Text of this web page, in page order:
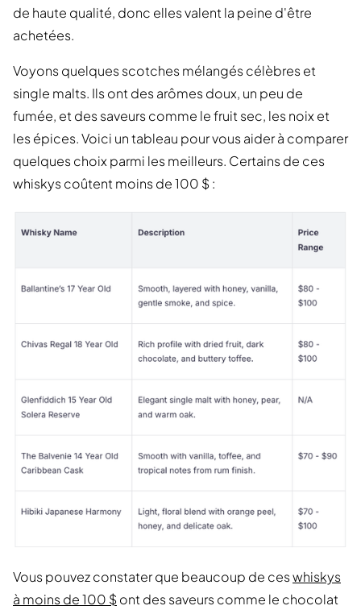
de haute qualité, donc elles valent la peine d'être
achetées.
Voyons quelques scotches mélangés célèbres et
single malts. Ils ont des arômes doux, un peu de
fumée, et des saveurs comme le fruit sec, les noix et
les épices. Voici un tableau pour vous aider à comparer
quelques choix parmi les meilleurs. Certains de ces
whiskys coûtent moins de 100 $ :
Vous pouvez constater que beaucoup de ceswhiskys
à moins de 100 $ ont des saveurs comme le chocolat